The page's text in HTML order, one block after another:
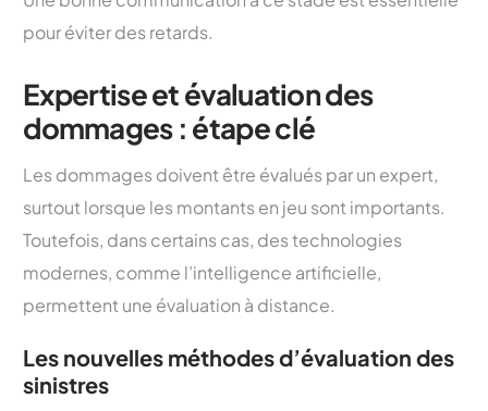
pour éviter des retards.
Expertise et évaluation des
dommages : étape clé
Les dommages doivent être évalués par un expert,
surtout lorsque les montants en jeu sont importants.
Toutefois, dans certains cas, des technologies
modernes, comme l’intelligence artificielle,
permettent une évaluation à distance.
Les nouvelles méthodes d’évaluation des
sinistres